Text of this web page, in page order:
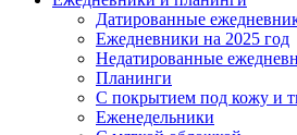
Датированные
Ежедневники на 2025 год
Недатированные
Планинги
С покрытием под кожу и
Еженедельники